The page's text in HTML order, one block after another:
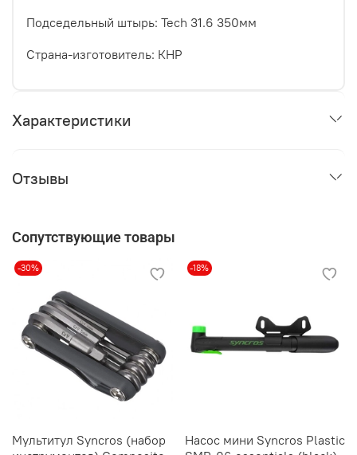
Подседельный штырь: Tech 31.6 350мм
Страна-изготовитель: КНР
Характеристики
Отзывы
Сопутствующие товары
-30%
Мультитул Syncros (набор
-18%
Насос мини Syncros Plastic